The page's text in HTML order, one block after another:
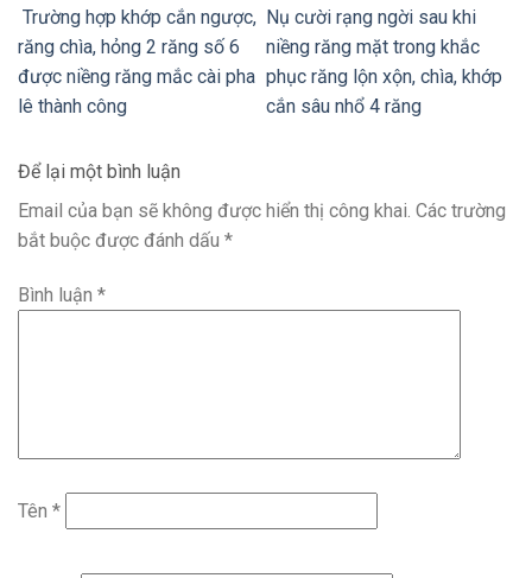
Trường hợp khớp cắn ngược,
răng chìa, hỏng 2 răng số 6
được niềng răng mắc cài pha
lê thành công
Nụ cười rạng ngời sau khi
niềng răng mặt trong khắc
phục răng lộn xộn, chìa, khớp
cắn sâu nhổ 4 răng
Để lại một bình luận
Email của bạn sẽ không được hiển thị công khai. Các trường
bắt buộc được đánh dấu *
Bình luận *
Tên *